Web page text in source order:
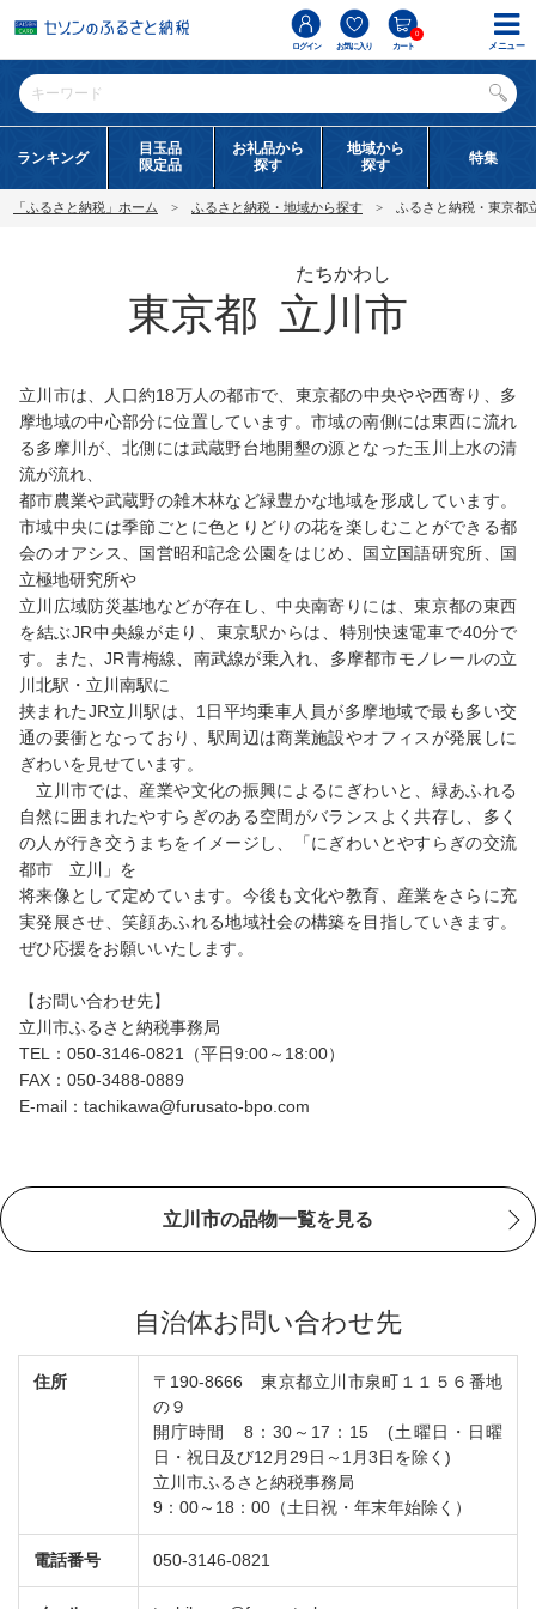
ログイン お気に入り カート
0
ランキング
目玉品
限定品
お礼品から
探す
地域から
探す
特集
「ふるさと納税」ホーム ふるさと納税・地域から探す ふるさと納税・東京都
東京都 立川市
たちかわし
立川市は、人口約18万人の都市で、東京都の中央やや西寄り、多
摩地域の中心部分に位置しています。市域の南側には東西に流れ
る多摩川が、北側には武蔵野台地開墾の源となった玉川上水の清
流が流れ、
都市農業や武蔵野の雑木林など緑豊かな地域を形成しています。
市域中央には季節ごとに色とりどりの花を楽しむことができる都
会のオアシス、国営昭和記念公園をはじめ、国立国語研究所、国
立極地研究所や
立川広域防災基地などが存在し、中央南寄りには、東京都の東西
を結ぶJR中央線が走り、東京駅からは、特別快速電車で40分で
す。また、JR青梅線、南武線が乗入れ、多摩都市モノレールの立
川北駅・立川南駅に
挟まれたJR立川駅は、1日平均乗車人員が多摩地域で最も多い交
通の要衝となっており、駅周辺は商業施設やオフィスが発展しに
ぎわいを見せています。
立川市では、産業や文化の振興によるにぎわいと、緑あふれる
自然に囲まれたやすらぎのある空間がバランスよく共存し、多く
の人が行き交うまちをイメージし、「にぎわいとやすらぎの交流
都市 立川」を
将来像として定めています。今後も文化や教育、産業をさらに充
実発展させ、笑顔あふれる地域社会の構築を目指していきます。
ぜひ応援をお願いいたします。
【お問い合わせ先】
立川市ふるさと納税事務局
TEL：050-3146-0821（平日9:00～18:00）
FAX：050-3488-0889
E-mail：tachikawa@furusato-bpo.com
立川市の品物一覧を見る
自治体お問い合わせ先
住所
〒190-8666 東京都立川市泉町１１５６番地
の９
開庁時間 8：30～17：15 (土曜日・日曜
日・祝日及び12月29日～1月3日を除く)
立川市ふるさと納税事務局
9：00～18：00（土日祝・年末年始除く）
電話番号 050-3146-0821
メニュー